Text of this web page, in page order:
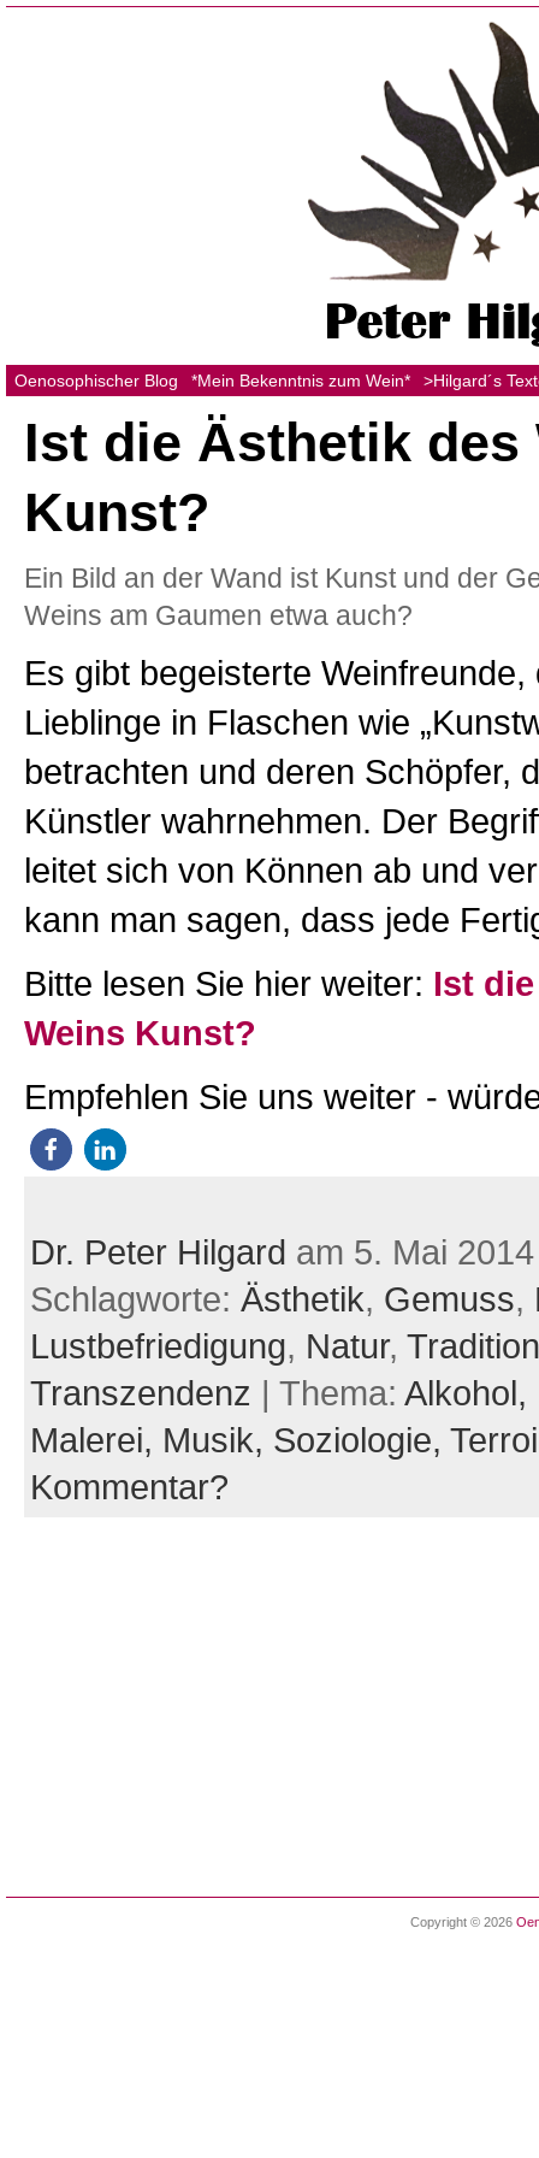
Oenosophischer Blog *Mein Bekenntnis zum Wein* >Hilgard´s
Ist die Ästhetik des
Kunst?
Ein Bild an der Wand ist Kunst und der
Weins am Gaumen etwa auch?
Es gibt begeisterte Weinfreunde,
Lieblinge in Flaschen wie
betrachten und deren Schöpfer,
Künstler wahrnehmen. Der
leitet sich von Können ab und
kann man sagen, dass jede
Bitte lesen Sie hier weiter: Ist
Weins Kunst?
Empfehlen Sie uns weiter -
Dr. Peter Hilgard am 5. Mai 2014
Schlagworte: Ästhetik, Gemuss,
Lustbefriedigung, Natur, Tradition
Transzendenz | Thema: Alkohol,
Malerei, Musik, Soziologie,
Kommentar?
Copyright © 2026